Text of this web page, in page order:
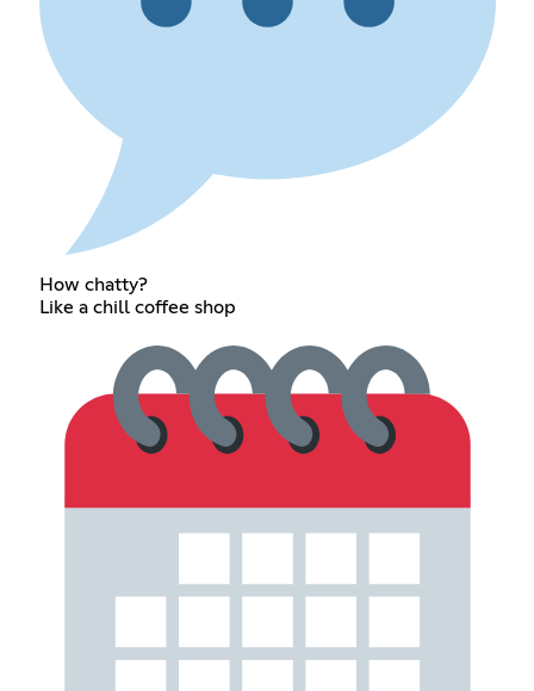
How chatty?
Like a chill coffee shop